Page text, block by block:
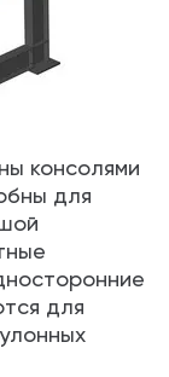
консолями
для
для